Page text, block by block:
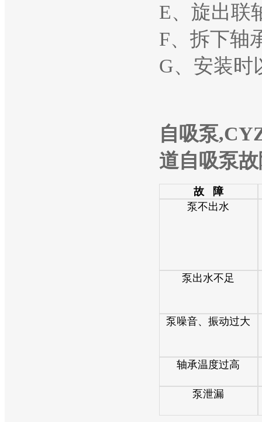
E、旋出联
F、拆下轴
G、安装时
自吸泵
道自吸泵
故 障
泵不出水
泵出水不足
泵噪音、振动过大
轴承温度过高
泵泄漏